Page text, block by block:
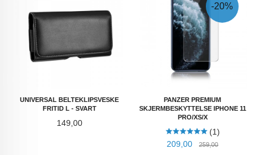
UNIVERSAL BELTEKLIPSVESKE
FRITID L - SVART
Pris
149,00
PANZER PREMIUM
SKJERMBESKYTTELSE IPHONE 11
PRO/XS/X
(1)
Tilbud
209,00 259,00Rabatt
-20%